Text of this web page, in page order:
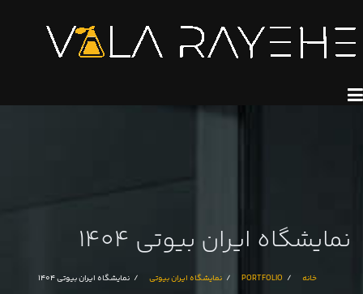
نمایشگاه ایران بیوتی 1404
خانه PORTFOLIO نمایشگاه ایران بیوتی نمایشگاه ایران بیوتی 1404